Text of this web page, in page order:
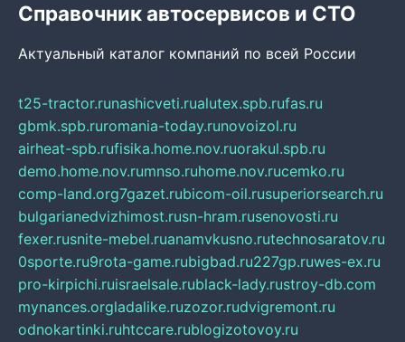
Справочник автосервисов и СТО
Актуальный каталог компаний по всей России
t25-tractor.runashicveti.rualutex.spb.rufas.ru
gbmk.spb.ruromania-today.runovoizol.ru
airheat-spb.rufisika.home.nov.ruorakul.spb.ru
demo.home.nov.rumnso.ruhome.nov.rucemko.ru
comp-land.org7gazet.rubicom-oil.rusuperiorsearch.ru
bulgarianedvizhimost.rusn-hram.rusenovosti.ru
fexer.rusnite-mebel.ruanamvkusno.rutechnosaratov.ru
0sporte.ru9rota-game.rubigbad.ru227gp.ruwes-ex.ru
pro-kirpichi.ruisraelsale.rublack-lady.rustroy-db.com
mynances.orgladalike.ruzozor.rudvigremont.ru
odnokartinki.ruhtccare.rublogizotovoy.ru